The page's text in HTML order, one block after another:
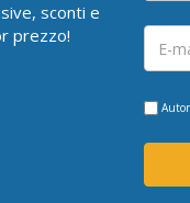
sconti e
prezzo!